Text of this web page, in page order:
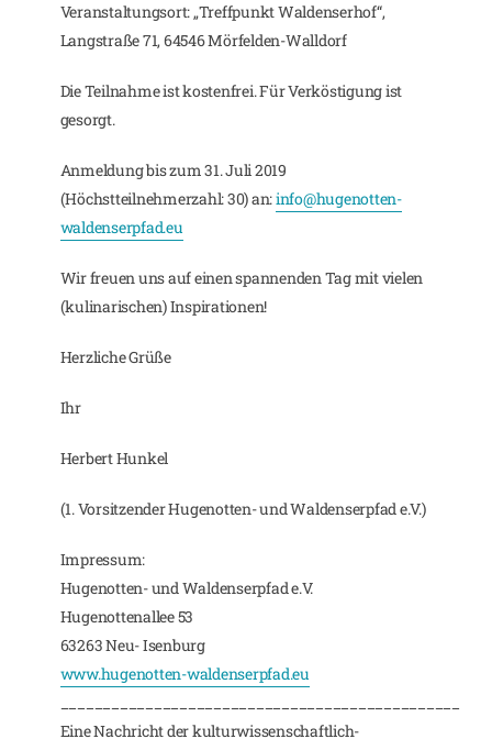
Veranstaltungsort: „Treffpunkt Waldenserhof“,
Langstraße 71, 64546 Mörfelden-Walldorf
Die Teilnahme ist kostenfrei. Für Verköstigung ist
gesorgt.
Anmeldung bis zum 31. Juli 2019
(Höchstteilnehmerzahl: 30) an:info@hugenotten-
waldenserpfad.eu
Wir freuen uns auf einen spannenden Tag mit vielen
(kulinarischen) Inspirationen!
Herzliche Grüße
Ihr
Herbert Hunkel
(1. Vorsitzender Hugenotten- und Waldenserpfad e.V.)
Impressum:
Hugenotten- und Waldenserpfad e.V.
Hugenottenallee 53
63263 Neu- Isenburg
www.hugenotten-waldenserpfad.eu
Eine Nachricht der kulturwissenschaftlich-